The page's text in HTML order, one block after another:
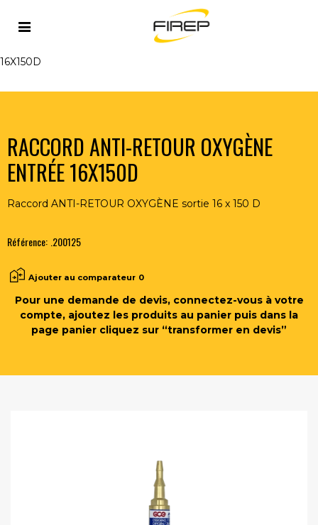
Accueil RACCORDS > MONTAGE TUYAU -
RACCORD ANTI-RETOUR OXYGÈNE ENTRÉE
16X150D
RACCORD ANTI-RETOUR OXYGÈNE
ENTRÉE 16X150D
Raccord ANTI-RETOUR OXYGÈNE sortie 16 x 150 D
Référence: .200125
Ajouter au comparateur 0
Pour une demande de devis, connectez-vous à votre
compte, ajoutez les produits au panier puis dans la
page panier cliquez sur “transformer en devis”